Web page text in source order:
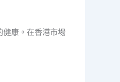
健康。在香港市場